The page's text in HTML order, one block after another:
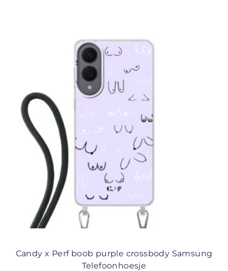
Candy x Perf boob purple crossbody Samsung
Telefoonhoesje